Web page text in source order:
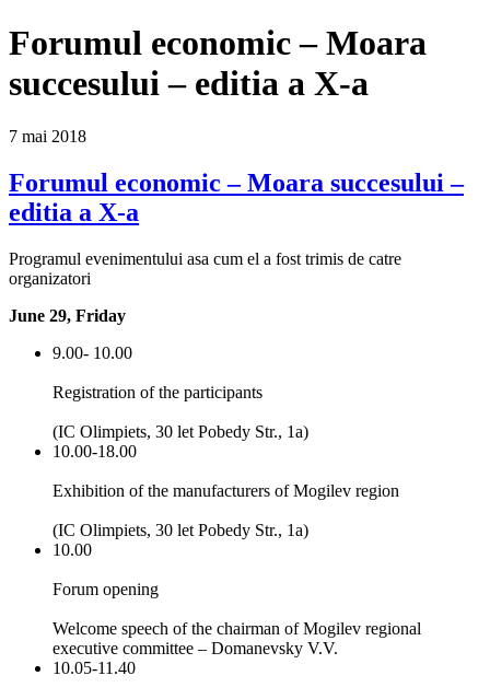
Forumul economic – Moara
succesului – editia a X-a
7 mai 2018
Forumul economic – Moara succesului –
editia a X-a
Programul evenimentului asa cum el a fost trimis de catre
organizatori
June 29, Friday
9.00- 10.00
Registration of the participants
(IC Olimpiets, 30 let Pobedy Str., 1a)
10.00-18.00
Exhibition of the manufacturers of Mogilev region
(IC Olimpiets, 30 let Pobedy Str., 1a)
10.00
Forum opening
Welcome speech of the chairman of Mogilev regional
executive committee – Domanevsky V.V.
10.05-11.40